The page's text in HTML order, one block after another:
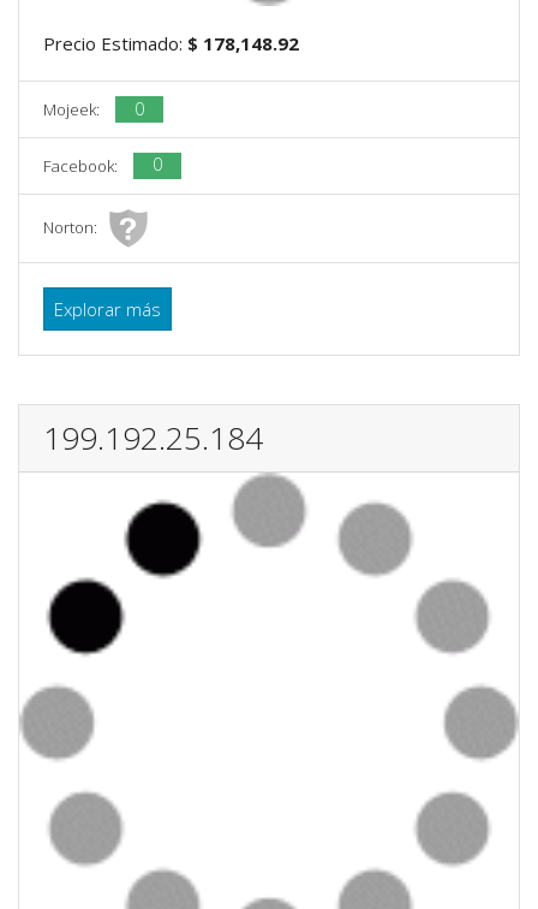
Precio Estimado: $ 178,148.92
Mojeek: 0
Facebook: 0
Norton:
Explorar más
199.192.25.184